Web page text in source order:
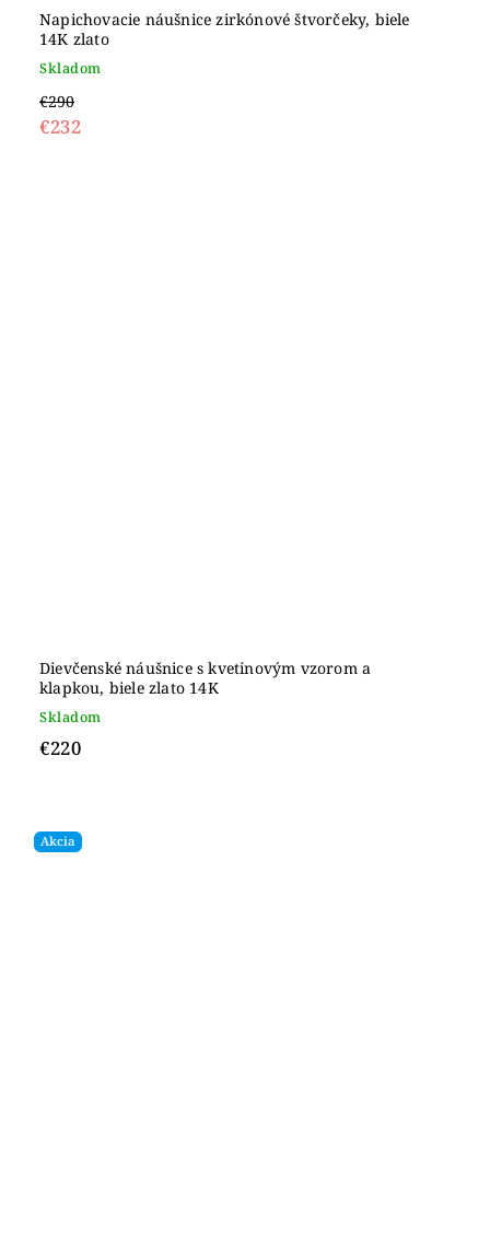
Napichovacie náušnice zirkónové štvorčeky, biele
14K zlato
Skladom
€290
€232
Dievčenské náušnice s kvetinovým vzorom a
klapkou, biele zlato 14K
Skladom
€220
Akcia